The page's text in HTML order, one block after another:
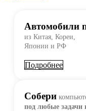
Автомобили
из Китая, Кореи,
Японии и РФ
Подробнее
Собери
под любые задачи